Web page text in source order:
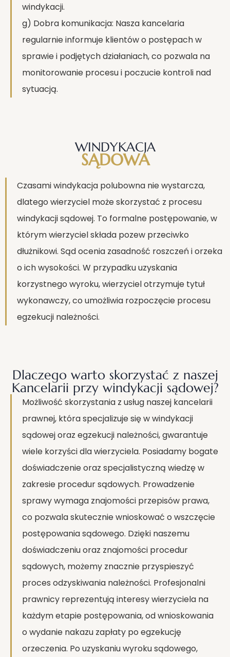
windykacji.
g) Dobra komunikacja: Nasza kancelaria
regularnie informuje klientów o postępach w
sprawie i podjętych działaniach, co pozwala na
monitorowanie procesu i poczucie kontroli nad
sytuacją.
WINDYKACJA
SĄDOWA
Czasami windykacja polubowna nie wystarcza,
dlatego wierzyciel może skorzystać z procesu
windykacji sądowej. To formalne postępowanie, w
którym wierzyciel składa pozew przeciwko
dłużnikowi. Sąd ocenia zasadność roszczeń i orzeka
o ich wysokości. W przypadku uzyskania
korzystnego wyroku, wierzyciel otrzymuje tytuł
wykonawczy, co umożliwia rozpoczęcie procesu
egzekucji należności.
Dlaczego warto skorzystać z naszej
Kancelarii przy windykacji sądowej?
Możliwość skorzystania z usług naszej kancelarii
prawnej, która specjalizuje się w windykacji
sądowej oraz egzekucji należności, gwarantuje
wiele korzyści dla wierzyciela. Posiadamy bogate
doświadczenie oraz specjalistyczną wiedzę w
zakresie procedur sądowych. Prowadzenie
sprawy wymaga znajomości przepisów prawa,
co pozwala skutecznie wnioskować o wszczęcie
postępowania sądowego. Dzięki naszemu
doświadczeniu oraz znajomości procedur
sądowych, możemy znacznie przyspieszyć
proces odzyskiwania należności. Profesjonalni
prawnicy reprezentują interesy wierzyciela na
każdym etapie postępowania, od wnioskowania
o wydanie nakazu zapłaty po egzekucję
orzeczenia. Po uzyskaniu wyroku sądowego,